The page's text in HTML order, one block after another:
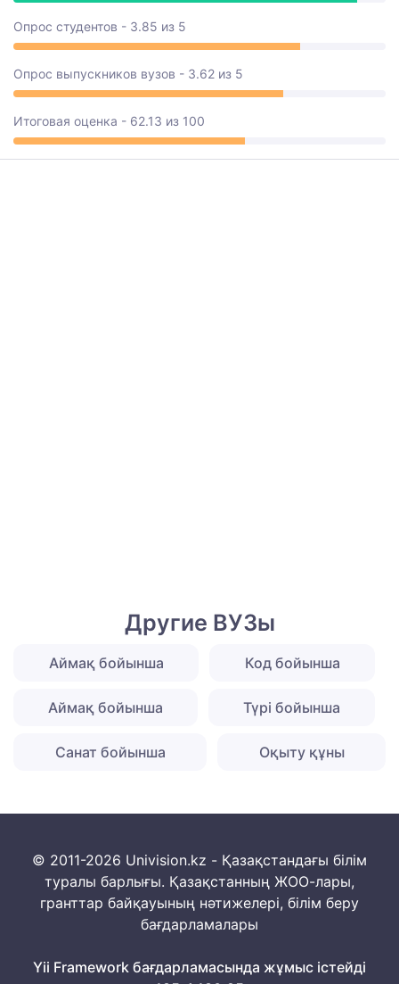
Опрос студентов - 3.85 из 5
Опрос выпускников вузов - 3.62 из 5
Итоговая оценка - 62.13 из 100
Другие ВУЗы
Аймақ бойынша Код бойынша
Аймақ бойынша Түрі бойынша
Санат бойынша Оқыту құны
© 2011-2026 Univision.kz - Қазақстандағы білім
туралы барлығы. Қазақстанның ЖОО-лары,
гранттар байқауының нәтижелері, білім беру
бағдарламалары
Yii Framework бағдарламасында жұмыс істейді